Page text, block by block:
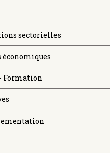
sectorielles
économiques
Formation